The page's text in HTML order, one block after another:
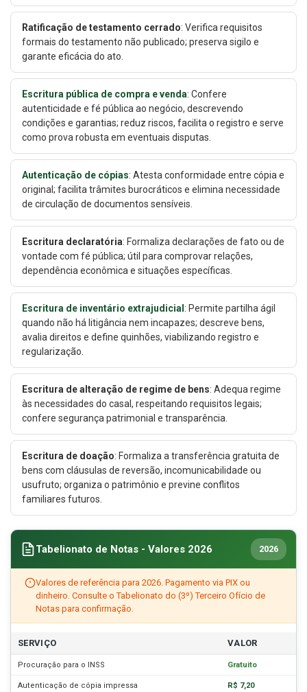
Ratificação de testamento cerrado: Verifica requisitos
formais do testamento não publicado; preserva sigilo e
garante eficácia do ato.
Escritura pública de compra e venda: Confere
autenticidade e fé pública ao negócio, descrevendo
condições e garantias; reduz riscos, facilita o registro e serve
como prova robusta em eventuais disputas.
Autenticação de cópias: Atesta conformidade entre cópia e
original; facilita trâmites burocráticos e elimina necessidade
de circulação de documentos sensíveis.
Escritura declaratória: Formaliza declarações de fato ou de
vontade com fé pública; útil para comprovar relações,
dependência econômica e situações específicas.
Escritura de inventário extrajudicial : Permite partilha ágil
quando não há litigância nem incapazes; descreve bens,
avalia direitos e define quinhões, viabilizando registro e
regularização.
Escritura de alteração de regime de bens: Adequa regime
às necessidades do casal, respeitando requisitos legais;
confere segurança patrimonial e transparência.
Escritura de doação: Formaliza a transferência gratuita de
bens com cláusulas de reversão, incomunicabilidade ou
usufruto; organiza o patrimônio e previne conflitos
familiares futuros.
Tabelionato de Notas - Valores 2026 2026
Valores de referência para 2026. Pagamento via PIX ou
dinheiro. Consulte o Tabelionato do (3º) Terceiro Ofício de
Notas para confirmação.
SERVIÇO VALOR
Procuração para o INSS Gratuito
Autenticação de cópia impressa R$ 7,20